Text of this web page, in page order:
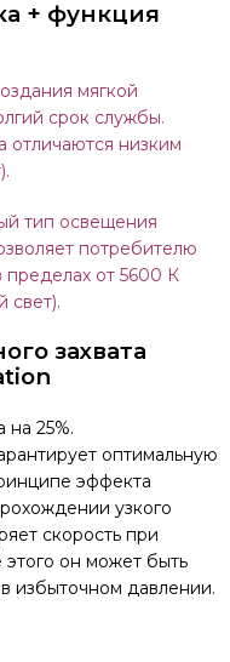
+ функция
мягкой
срок службы.
отличаются низким
тип освещения
потребителю
пределах от 5600 К
свет).
захвата
25%.
оптимальную
эффекта
узкого
скорость при
он может быть
избыточном давлении.